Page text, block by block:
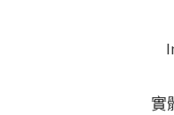
實